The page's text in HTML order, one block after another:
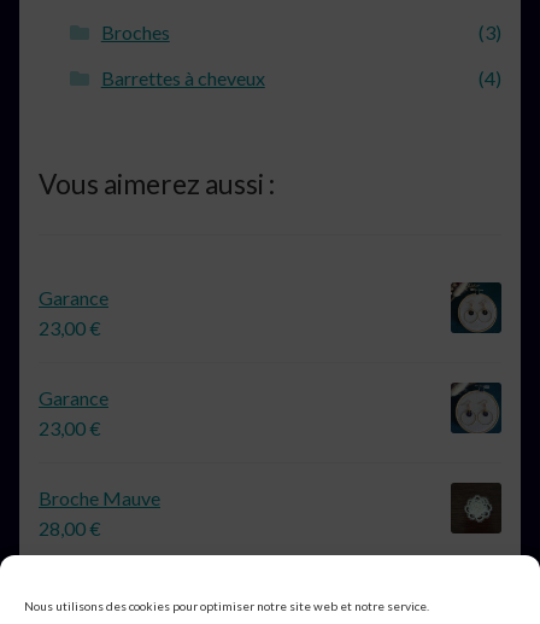
Nous utilisons des cookies pour optimiser notre site web et notre service.
Broches
(3)
Barrettes à cheveux
(4)
Vous aimerez aussi :
Garance
23,00€
Garance
23,00€
Broche Mauve
28,00€